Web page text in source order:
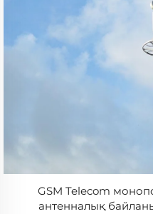
GSM Telecom
антенналық